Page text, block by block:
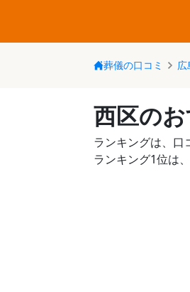
葬儀の口コミ 広
西区の
ランキングは、口
ランキング1位は